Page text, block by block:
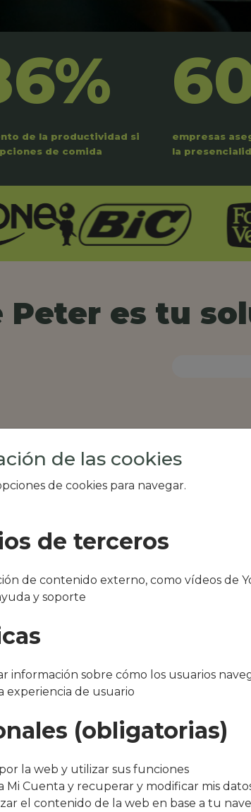
de la productividad si
de comida
empresas
la
Peter es tu
de tu zona, como
o Es Cantó
"Después de varios meses
bueno. El equipo de Que
trato excelente, siempre
agradece su entusiasmo,
de las cookies
de cookies para navegar.
de terceros
de contenido externo, como vídeos de
y soporte
información sobre cómo los usuarios
experiencia de usuario
(obligatorias)
la web y utilizar sus funciones
Mi Cuenta y recuperar y modificar mis
el contenido de la web en base a tu